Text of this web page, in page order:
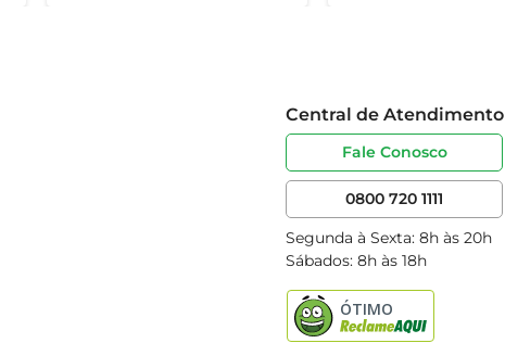
Central de Atendimento
Fale Conosco
0800 720 1111
Segunda à Sexta: 8h às 20h
Sábados: 8h às 18h